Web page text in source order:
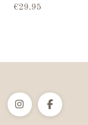
€29.95